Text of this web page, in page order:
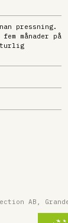
pressning.
månader på
AB,